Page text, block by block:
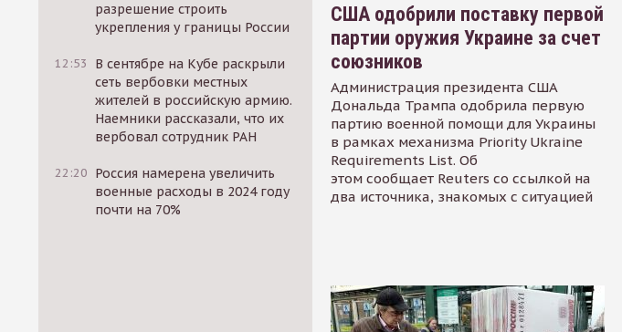
разрешение строить
укрепления у границы России
12:53
В сентябре на Кубе раскрыли
сеть вербовки местных
жителей в российскую армию.
Наемники рассказали, что их
вербовал сотрудник РАН
22:20 Россия намерена увеличить
военные расходы в 2024 году
почти на 70%
США одобрили поставку первой
партии оружия Украине за счет
союзников
Администрация президента США
Дональда Трампа одобрила первую
партию военной помощи для Украины
в рамках механизма Priority Ukraine
Requirements List. Об
этом сообщает Reuters со ссылкой на
два источника, знакомых с ситуацией